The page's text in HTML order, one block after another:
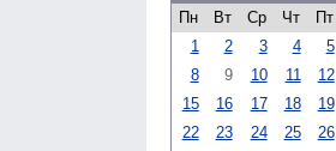
Пн
Вт Ср Чт Пт
1
2 3 4 5
8
9 10 11 12
15
16 17 18 19
22
23 24 25 26